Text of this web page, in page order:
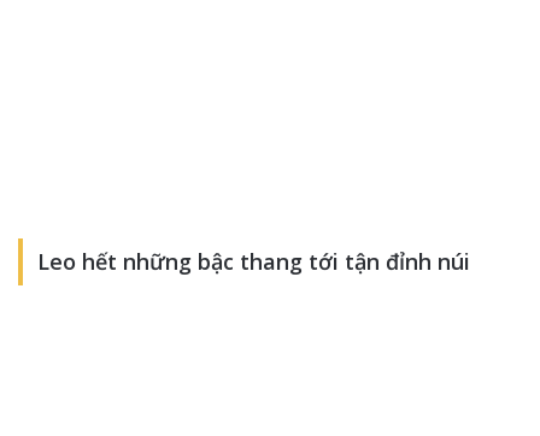
Leo hết những bậc thang tới tận đỉnh núi